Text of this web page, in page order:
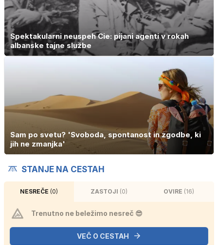
Spektakularni neuspeh Cie: pijani agenti v rokah
albanske tajne službe
Sam po svetu? 'Svoboda, spontanost in zgodbe, ki
jih ne zmanjka'
STANJE NA CESTAH
NESREČE (0) ZASTOJI (0) OVIRE (16)
Trenutno ne beležimo nesreč 😎
VEČ O CESTAH